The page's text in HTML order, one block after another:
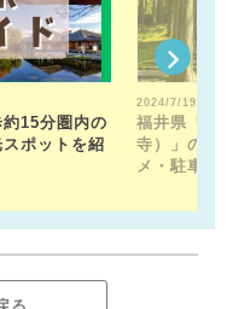
15分圏内の
ポットを紹
2024/7/19
福井県「平
寺）」の見
メ・駐車